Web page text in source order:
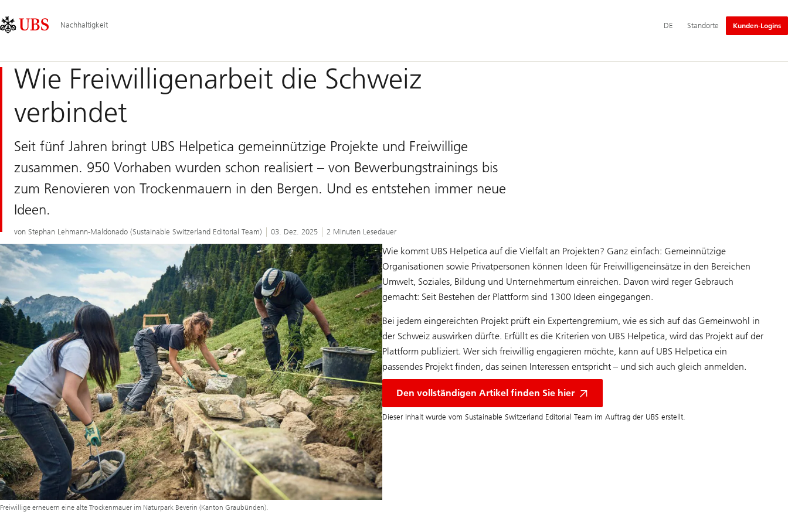
Area
Nachhaltigkeit Hauptnavigation
DE Standorte Kunden-Logins
Wie Freiwilligenarbeit die Schweiz
verbindet
Seit fünf Jahren bringt UBS Helpetica gemeinnützige Projekte und Freiwillige
zusammen. 950 Vorhaben wurden schon realisiert – von Bewerbungstrainings bis
zum Renovieren von Trockenmauern in den Bergen. Und es entstehen immer neue
Ideen.
von Stephan Lehmann-Maldonado (Sustainable Switzerland Editorial Team) 03. Dez. 2025 2 Minuten Lesedauer
Freiwillige erneuern eine alte Trockenmauer im Naturpark Beverin (Kanton Graubünden).
Wie kommt UBS Helpetica auf die Vielfalt an Projekten? Ganz einfach: Gemeinnützige
Organisationen sowie Privatpersonen können Ideen für Freiwilligeneinsätze in den Bereichen
Umwelt, Soziales, Bildung und Unternehmertum einreichen. Davon wird reger Gebrauch
gemacht: Seit Bestehen der Plattform sind 1300 Ideen eingegangen.
Bei jedem eingereichten Projekt prüft ein Expertengremium, wie es sich auf das Gemeinwohl in
der Schweiz auswirken dürfte. Erfüllt es die Kriterien von UBS Helpetica, wird das Projekt auf der
Plattform publiziert. Wer sich freiwillig engagieren möchte, kann auf UBS Helpetica ein
passendes Projekt finden, das seinen Interessen entspricht – und sich auch gleich anmelden.
Den vollständigen Artikel finden Sie hier
Dieser Inhalt wurde vom Sustainable Switzerland Editorial Team im Auftrag der UBS erstellt.